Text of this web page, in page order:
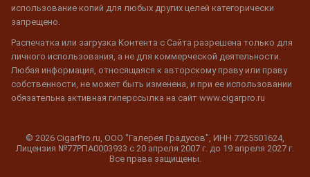
использование копий для любых других целей категорически
запрещено.
Распечатка или загрузка Контента с Сайта разрешена только для
личного использования, а не для коммерческой деятельности.
Любая информация, относящаяся к авторскому праву или праву
собственности, не может быть изменена, и при ее использовании
обязательна активная гиперссылка на сайт www.cigarpro.ru
© 2026 CigarPro.ru, ООО "Галерея Градусов", ИНН 7725501624,
Лицензия №77РПА0003933 c 20 апреля 2007 г. до 19 апреля 2027 г.
Все права защищены.